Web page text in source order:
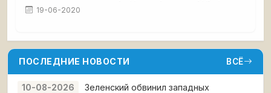
19-06-2020
ПОСЛЕДНИЕ НОВОСТИ ВСЁ
10-08-2026
Зеленский обвинил западных